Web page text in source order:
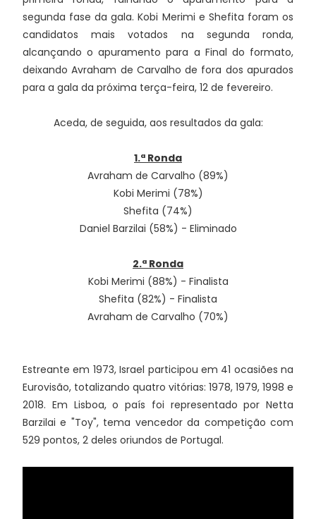
segunda fase da gala. Kobi Merimi e Shefita foram os
candidatos mais votados na segunda ronda,
alcançando o apuramento para a Final do formato,
deixando Avraham de Carvalho de fora dos apurados
para a gala da próxima terça-feira, 12 de fevereiro.
Aceda, de seguida, aos resultados da gala:
1.ª Ronda
Avraham de Carvalho (89%)
Kobi Merimi (78%)
Shefita (74%)
Daniel Barzilai (58%) - Eliminado
2.ª Ronda
Kobi Merimi (88%) - Finalista
Shefita (82%) - Finalista
Avraham de Carvalho (70%)
Estreante em 1973, Israel participou em 41 ocasiões na
Eurovisão, totalizando quatro vitórias: 1978, 1979, 1998 e
2018. Em Lisboa, o país foi representado por Netta
Barzilai e "Toy", tema vencedor da competição com
529 pontos, 2 deles oriundos de Portugal.